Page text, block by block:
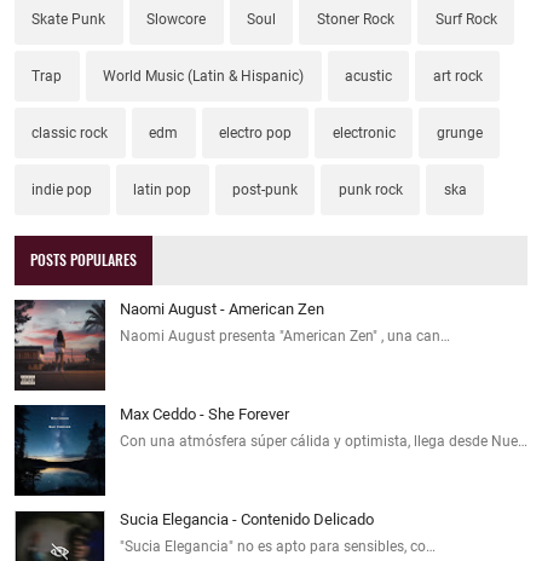
Skate Punk Slowcore Soul Stoner Rock Surf Rock
Trap World Music (Latin & Hispanic) acustic art rock
classic rock edm electro pop electronic grunge
indie pop latin pop post-punk punk rock ska
POSTS POPULARES
Naomi August - American Zen
Naomi August presenta "American Zen" , una can…
Max Ceddo - She Forever
Con una atmósfera súper cálida y optimista, llega desde Nue…
Sucia Elegancia - Contenido Delicado
"Sucia Elegancia" no es apto para sensibles, co…